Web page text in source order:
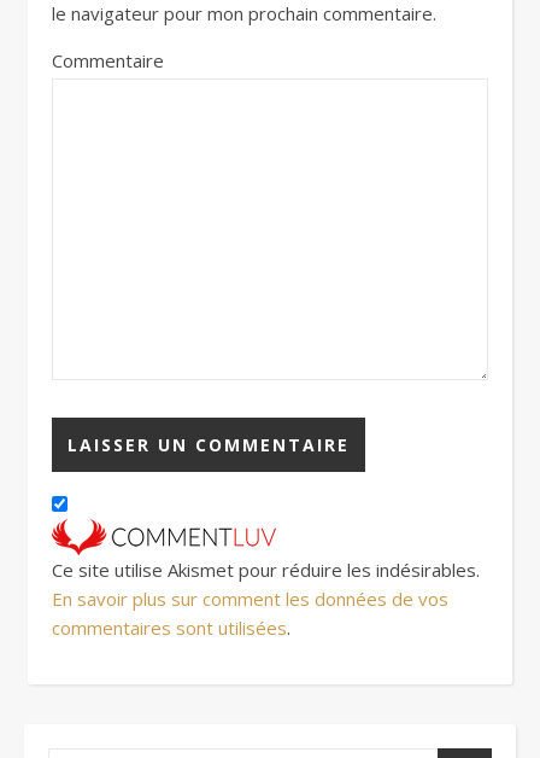
le navigateur pour mon prochain commentaire.
Commentaire
Ce site utilise Akismet pour réduire les indésirables.
En savoir plus sur comment les données de vos
commentaires sont utilisées.